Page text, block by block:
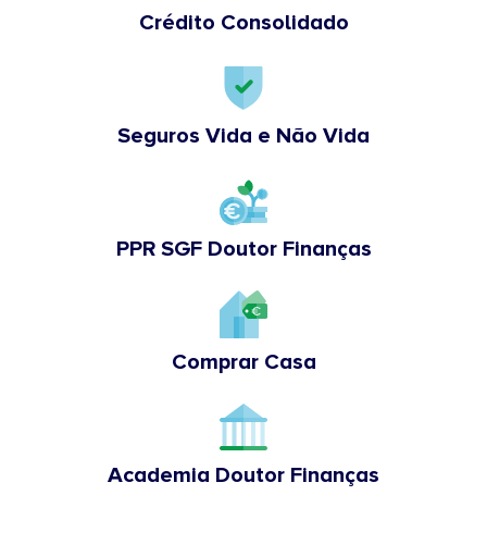
Crédito Consolidado
Seguros Vida e Não Vida
PPR SGF Doutor Finanças
Comprar Casa
Academia Doutor Finanças